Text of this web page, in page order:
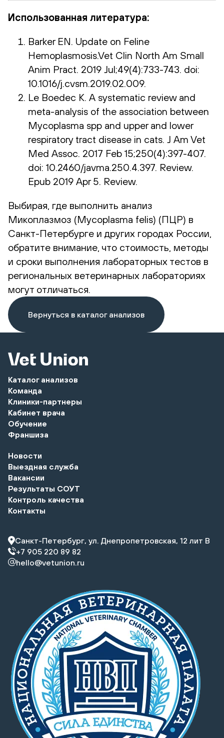
Использованная литература:
Barker EN. Update on Feline
Hemoplasmosis.Vet Clin North Am Small
Anim Pract. 2019 Jul;49(4):733-743. doi:
10.1016/j.cvsm.2019.02.009.
Le Boedec K. A systematic review and
meta-analysis of the association between
Mycoplasma spp and upper and lower
respiratory tract disease in cats. J Am Vet
Med Assoc. 2017 Feb 15;250(4):397-407.
doi: 10.2460/javma.250.4.397. Review.
Epub 2019 Apr 5. Review.
Выбирая, где выполнить анализ
Микоплазмоз (Mycoplasma felis) (ПЦР) в
Санкт-Петербурге и других городах России,
обратите внимание, что стоимость, методы
и сроки выполнения лабораторных тестов в
региональных ветеринарных лабораториях
могут отличаться.
Вернуться в каталог анализов
Каталог анализов
Команда
Клиники-партнеры
Кабинет врача
Обучение
Франшиза
Новости
Выездная служба
Вакансии
Результаты СОУТ
Контроль качества
Контакты
Санкт-Петербург, ул. Днепропетровская, 12 лит В
+7 905 220 89 82
hello@vetunion.ru